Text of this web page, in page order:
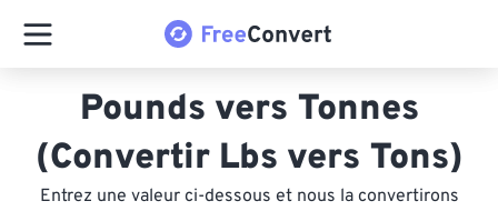
Pounds vers Tonnes
(Convertir Lbs vers Tons)
Entrez une valeur ci-dessous et nous la convertirons